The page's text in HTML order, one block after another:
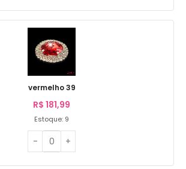
vermelho 39
R$ 181,99
Estoque: 9